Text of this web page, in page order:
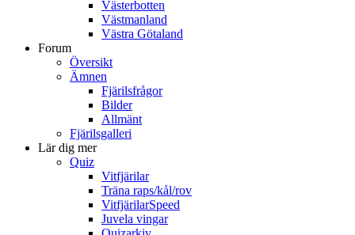
Västerbotten
Västmanland
Västra Götaland
Forum
Översikt
Ämnen
Fjärilsfrågor
Bilder
Allmänt
Fjärilsgalleri
Lär dig mer
Quiz
Vitfjärilar
Träna raps/kål/rov
VitfjärilarSpeed
Juvela vingar